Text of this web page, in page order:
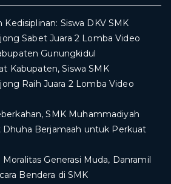
Kedisiplinan: Siswa DKV SMK
Sabet Juara 2 Lomba Video
Gunungkidul
Kabupaten, Siswa SMK
Raih Juara 2 Lomba Video
SMK Muhammadiyah
Dhuha Berjamaah untuk Perkuat
Generasi Muda, Danramil
Bendera di SMK